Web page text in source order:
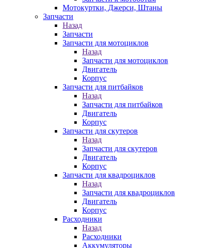
Мотокуртки, Джерси, Штаны
Запчасти
Назад
Запчасти
Запчасти для мотоциклов
Назад
Запчасти для мотоциклов
Двигатель
Корпус
Запчасти для питбайков
Назад
Запчасти для питбайков
Двигатель
Корпус
Запчасти для скутеров
Назад
Запчасти для скутеров
Двигатель
Корпус
Запчасти для квадроциклов
Назад
Запчасти для квадроциклов
Двигатель
Корпус
Расходники
Назад
Расходники
Аккумуляторы